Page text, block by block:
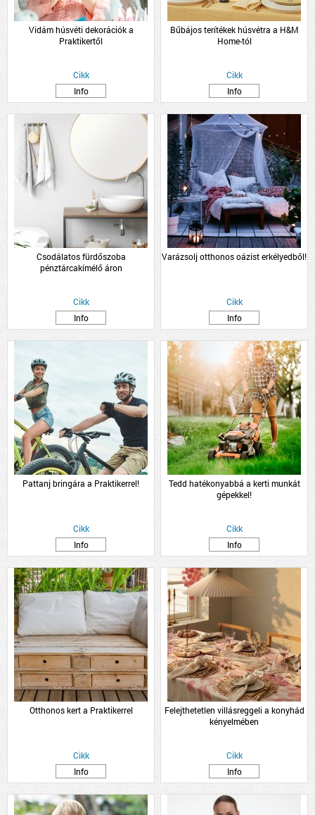
Vidám húsvéti dekorációk a
Praktikertől
Cikk
Info
Bűbájos terítékek húsvétra a H&M
Home-tól
Cikk
Info
Csodálatos fürdőszoba
pénztárcakímélő áron
Cikk
Info
Varázsolj otthonos oázist erkélyedből!
Cikk
Info
Pattanj bringára a Praktikerrel!
Cikk
Info
Tedd hatékonyabbá a kerti munkát
gépekkel!
Cikk
Info
Otthonos kert a Praktikerrel
Cikk
Info
Felejthetetlen villásreggeli a konyhád
kényelmében
Cikk
Info